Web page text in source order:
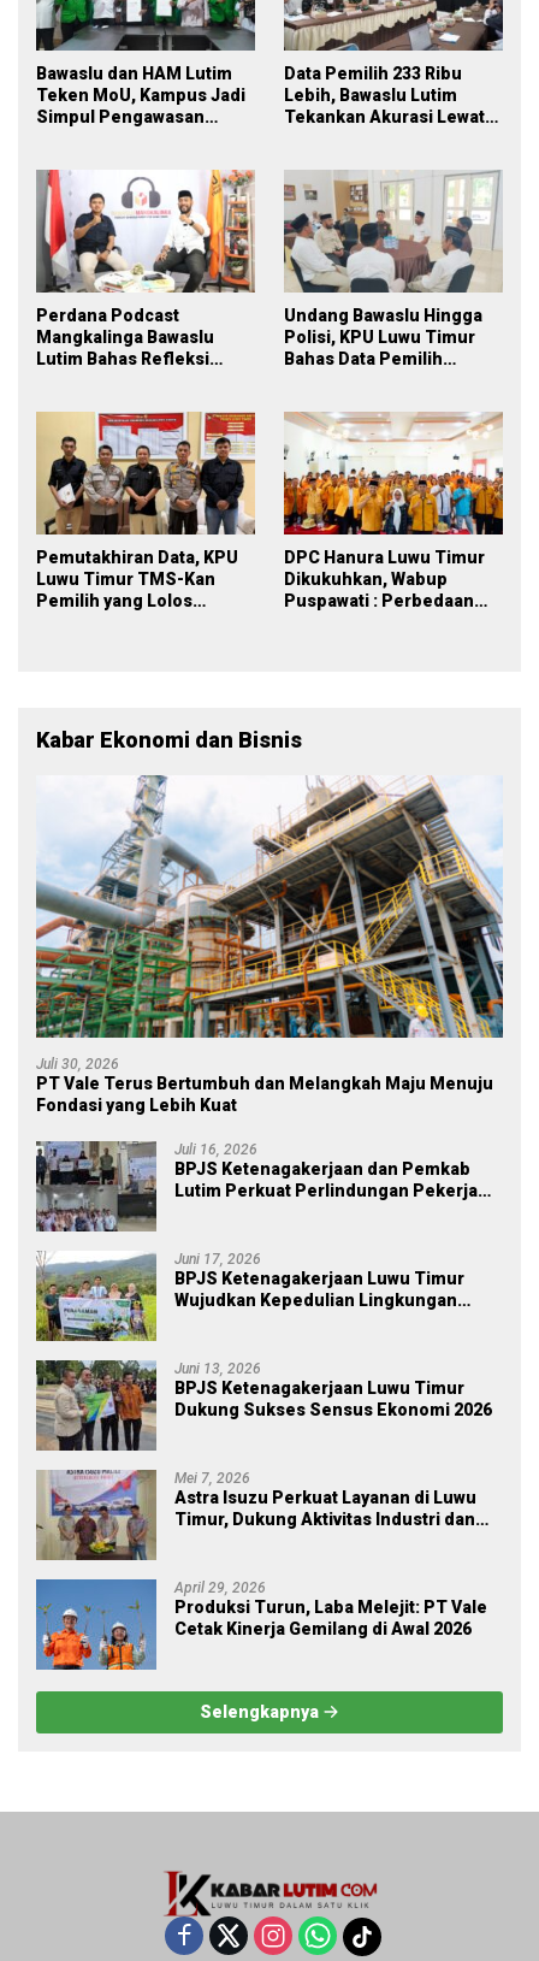
Bawaslu dan HAM Lutim
Teken MoU, Kampus Jadi
Simpul Pengawasan
Data Pemilih 233 Ribu
Lebih, Bawaslu Lutim
Tekankan Akurasi Lewat
Perdana Podcast
Mangkalinga Bawaslu
Lutim Bahas Refleksi
Undang Bawaslu Hingga
Polisi, KPU Luwu Timur
Bahas Data Pemilih
Pemutakhiran Data, KPU
Luwu Timur TMS-Kan
Pemilih yang Lolos
DPC Hanura Luwu Timur
Dikukuhkan, Wabup
Puspawati : Perbedaan
Kabar Ekonomi dan Bisnis
Juli 30, 2026
PT Vale Terus Bertumbuh dan Melangkah Maju Menuju
Fondasi yang Lebih Kuat
Juli 16, 2026
BPJS Ketenagakerjaan dan Pemkab
Lutim Perkuat Perlindungan Pekerja
Juni 17, 2026
BPJS Ketenagakerjaan Luwu Timur
Wujudkan Kepedulian Lingkungan
Juni 13, 2026
BPJS Ketenagakerjaan Luwu Timur
Dukung Sukses Sensus Ekonomi 2026
Mei 7, 2026
Astra Isuzu Perkuat Layanan di Luwu
Timur, Dukung Aktivitas Industri dan
April 29, 2026
Produksi Turun, Laba Melejit: PT Vale
Cetak Kinerja Gemilang di Awal 2026
Selengkapnya